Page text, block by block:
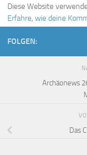
Diese Website
Erfahre, wie deine
FOLGEN:
Archäonews
Das